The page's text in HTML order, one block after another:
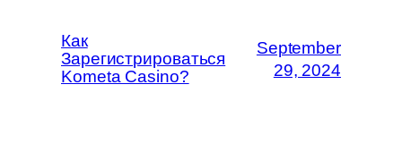
Как
Зарегистрироваться
Kometa Casino?
September
29, 2024